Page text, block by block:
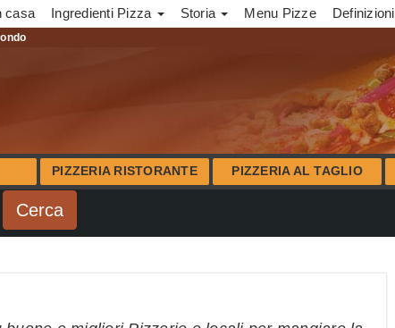
casa Ingredienti Pizza Storia Menu Pizze Definizioni
PIZZERIA RISTORANTE PIZZERIA AL TAGLIO